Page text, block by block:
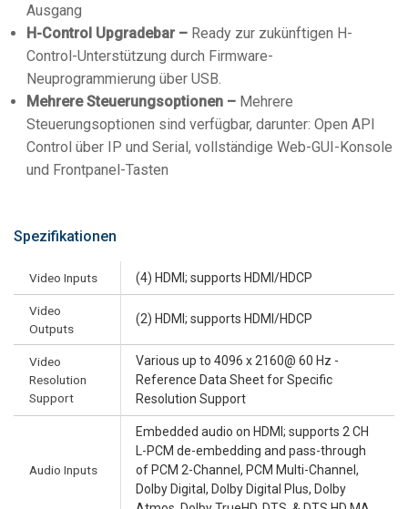
Ausgang
H-Control Upgradebar – Ready zur zukünftigen H-
Control-Unterstützung durch Firmware-
Neuprogrammierung über USB.
Mehrere Steuerungsoptionen – Mehrere
Steuerungsoptionen sind verfügbar, darunter: Open API
Control über IP und Serial, vollständige Web-GUI-Konsole
und Frontpanel-Tasten
Spezifikationen
Video Inputs (4) HDMI; supports HDMI/HDCP
Video
Outputs
(2) HDMI; supports HDMI/HDCP
Video
Resolution
Support
Various up to 4096 x 2160@ 60 Hz -
Reference Data Sheet for Specific
Resolution Support
Audio Inputs
Embedded audio on HDMI; supports 2 CH
L-PCM de-embedding and pass-through
of PCM 2-Channel, PCM Multi-Channel,
Dolby Digital, Dolby Digital Plus, Dolby